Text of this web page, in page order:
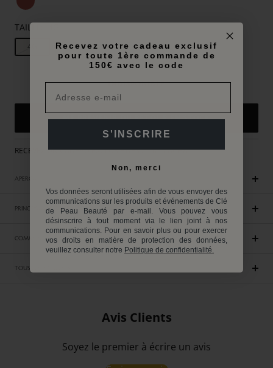
TAILLE:
4G
INDISPONIBLE
ME PRÉVENIR DU RETOUR EN STOCK
RECEVEZ UN CADEAU EXCLUSIF DES 250€ D'ACHAT
APERÇU
PRINCIPAUX AVANTAGES
COMMENT UTILISER
TOUS LES INGRÉDIENTS
Avis Clients
Soyez le premier à écrire un avis
Recevez votre cadeau exclusif
pour toute 1ère commande de
150€ avec le code
S'INSCRIRE
Non, merci
Vos données seront utilisées afin de vous envoyer des
communications sur les produits et événements de Clé
de Peau Beauté par e-mail. Vous pouvez vous
désinscrire à tout moment via le lien joint à nos
communications. Pour en savoir plus ou pour exercer
vos droits en matière de protection des données,
veuillez consulter notre Politique de confidentialité.